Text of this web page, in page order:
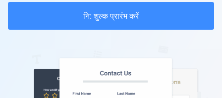
नि: शुल्क प्रारंभ करें